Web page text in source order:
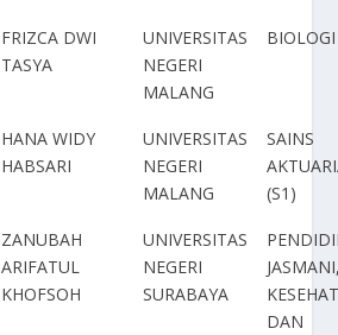
FRIZCA DWI
TASYA
UNIVERSITAS
NEGERI
MALANG
BIOLOGI
HANA WIDY
HABSARI
UNIVERSITAS
NEGERI
MALANG
SAINS
(S1)
ZANUBAH
ARIFATUL
KHOFSOH
UNIVERSITAS
NEGERI
SURABAYA
DAN